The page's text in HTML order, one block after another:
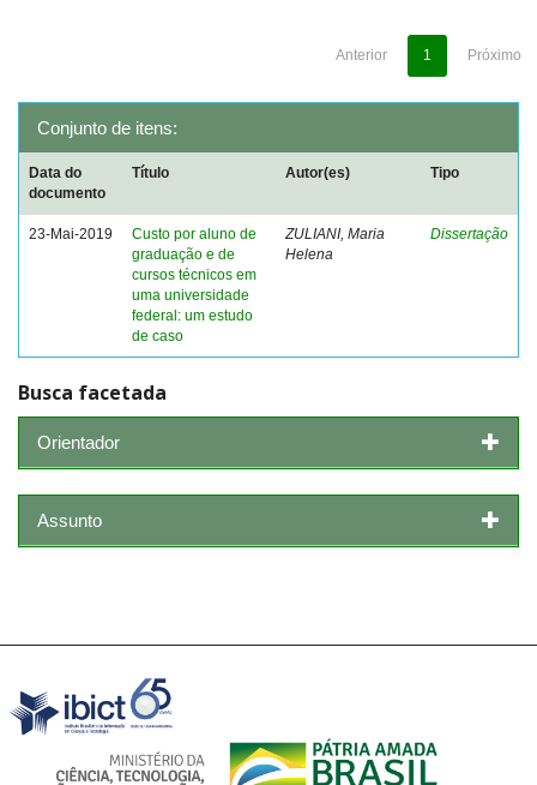
Anterior 1 Próximo
Conjunto de itens:
Data do
documento
Título Autor(es) Tipo
23-Mai-2019
Custo por aluno de
graduação e de
cursos técnicos em
uma universidade
federal: um estudo
de caso
ZULIANI, Maria
Helena
Dissertação
Busca facetada
Orientador
Assunto